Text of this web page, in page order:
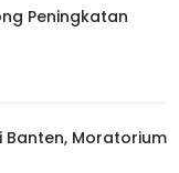
Peningkatan
Banten, Moratorium